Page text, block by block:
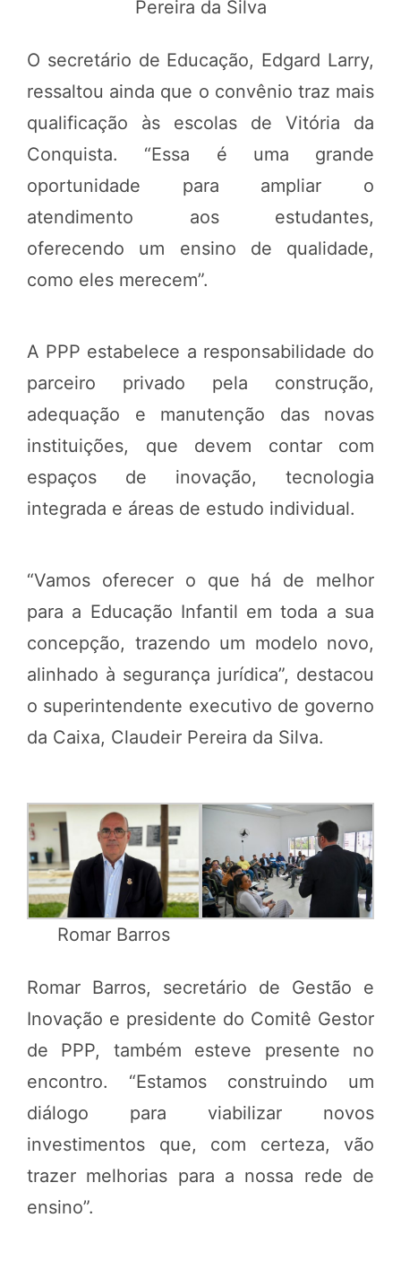
Pereira da Silva
O secretário de Educação, Edgard Larry,
ressaltou ainda que o convênio traz mais
qualificação às escolas de Vitória da
Conquista. “Essa é uma grande
oportunidade para ampliar o
atendimento aos estudantes,
oferecendo um ensino de qualidade,
como eles merecem”.
A PPP estabelece a responsabilidade do
parceiro privado pela construção,
adequação e manutenção das novas
instituições, que devem contar com
espaços de inovação, tecnologia
integrada e áreas de estudo individual.
“Vamos oferecer o que há de melhor
para a Educação Infantil em toda a sua
concepção, trazendo um modelo novo,
alinhado à segurança jurídica”, destacou
o superintendente executivo de governo
da Caixa, Claudeir Pereira da Silva.
Romar Barros
Romar Barros, secretário de Gestão e
Inovação e presidente do Comitê Gestor
de PPP, também esteve presente no
encontro. “Estamos construindo um
diálogo para viabilizar novos
investimentos que, com certeza, vão
trazer melhorias para a nossa rede de
ensino”.